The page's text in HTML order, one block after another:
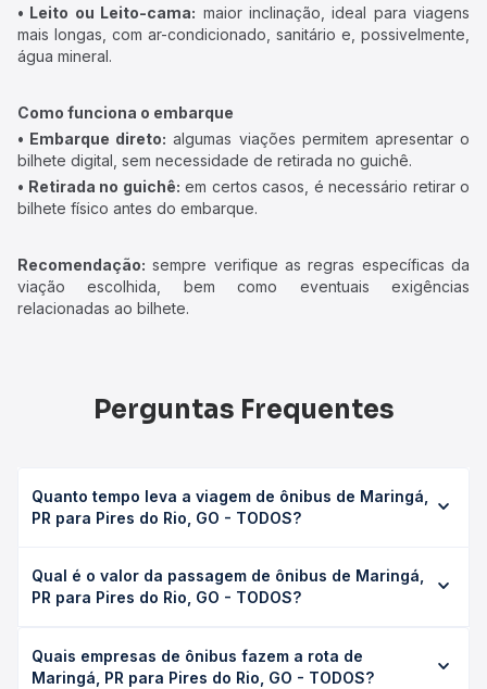
• Leito ou Leito-cama: maior inclinação, ideal para viagens
mais longas, com ar-condicionado, sanitário e, possivelmente,
água mineral.
Como funciona o embarque
• Embarque direto: algumas viações permitem apresentar o
bilhete digital, sem necessidade de retirada no guichê.
• Retirada no guichê: em certos casos, é necessário retirar o
bilhete físico antes do embarque.
Recomendação: sempre verifique as regras específicas da
viação escolhida, bem como eventuais exigências
relacionadas ao bilhete.
Perguntas Frequentes
Quanto tempo leva a viagem de ônibus de Maringá,
PR para Pires do Rio, GO - TODOS?
- TODOS leva em média 0 horas, podendo variar
conforme a viação, o tipo de serviço (convencional,
duração exata de cada opção na data desejada.
Qual é o valor da passagem de ônibus de Maringá,
PR para Pires do Rio, GO - TODOS?
Pires do Rio, GO - TODOS custa em média não
identificado e varia conforme a data da viagem, a
Quais empresas de ônibus fazem a rota de
Maringá, PR para Pires do Rio, GO - TODOS?